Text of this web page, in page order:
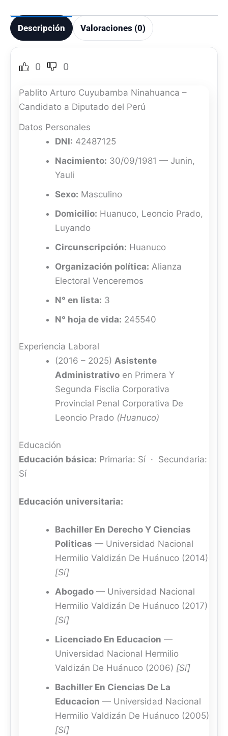
Descripción Valoraciones (0)
0 0
Pablito Arturo Cuyubamba Ninahuanca –
Candidato a Diputado del Perú
Datos Personales
DNI: 42487125
Nacimiento: 30/09/1981 — Junin,
Yauli
Sexo: Masculino
Domicilio: Huanuco, Leoncio Prado,
Luyando
Circunscripción: Huanuco
Organización política: Alianza
Electoral Venceremos
N° en lista: 3
N° hoja de vida: 245540
Experiencia Laboral
(2016 – 2025) Asistente
Administrativo en Primera Y
Segunda Fisclia Corporativa
Provincial Penal Corporativa De
Leoncio Prado (Huanuco)
Educación
Educación básica: Primaria: Sí · Secundaria:
Sí
Educación universitaria:
Bachiller En Derecho Y Ciencias
Politicas — Universidad Nacional
Hermilio Valdizán De Huánuco (2014)
[Sí]
Abogado — Universidad Nacional
Hermilio Valdizán De Huánuco (2017)
[Sí]
Licenciado En Educacion —
Universidad Nacional Hermilio
Valdizán De Huánuco (2006) [Sí]
Bachiller En Ciencias De La
Educacion — Universidad Nacional
Hermilio Valdizán De Huánuco (2005)
[Sí]